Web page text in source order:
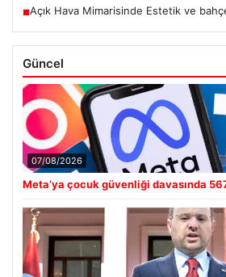
■Açık Hava Mimarisinde Estetik ve
Güncel
07/08/2026
Meta’ya çocuk güvenliği davasında